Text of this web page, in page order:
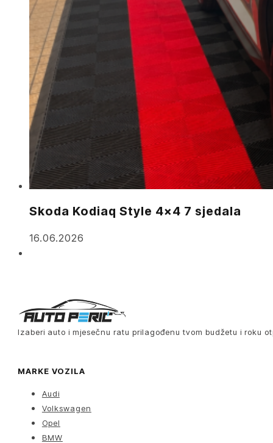
Skoda Kodiaq Style 4×4 7 sjedala
16.06.2026
Izaberi auto i mjesečnu ratu prilagođenu tvom budžetu i roku
MARKE VOZILA
Audi
Volkswagen
Opel
BMW